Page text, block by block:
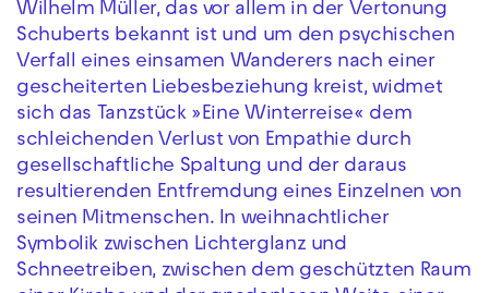
Wilhelm Müller, das vor allem in der Vertonung
Schuberts bekannt ist und um den psychischen
Verfall eines einsamen Wanderers nach einer
gescheiterten Liebesbeziehung kreist, widmet
sich das Tanzstück »Eine Winterreise« dem
schleichenden Verlust von Empathie durch
gesellschaftliche Spaltung und der daraus
resultierenden Entfremdung eines Einzelnen von
seinen Mitmenschen. In weihnachtlicher
Symbolik zwischen Lichterglanz und
Schneetreiben, zwischen dem geschützten Raum